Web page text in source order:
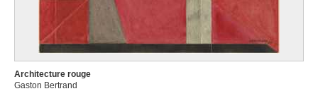
Architecture rouge
Gaston Bertrand